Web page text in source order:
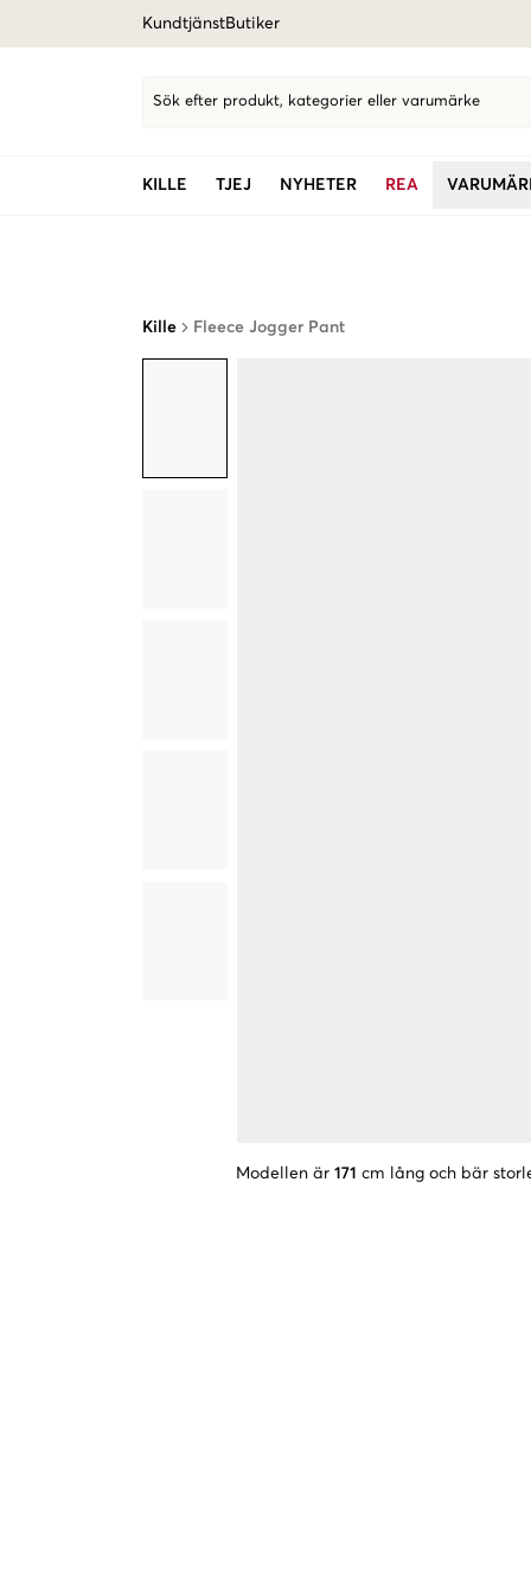
KundtjänstButiker
Sök efter produkt, kategorier eller varumärke
KILLE TJEJ NYHETER REA
Kille Fleece Jogger Pant
Modellen är 171 cm lång och bär